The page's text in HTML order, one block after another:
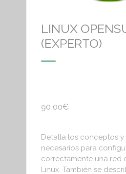
LINUX
(EXPERTO)
90,00€
Detalla los conceptos
necesarios para
correctamente una red
Linux. También se